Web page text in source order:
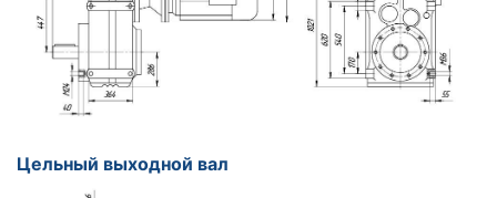
Цельный выходной вал